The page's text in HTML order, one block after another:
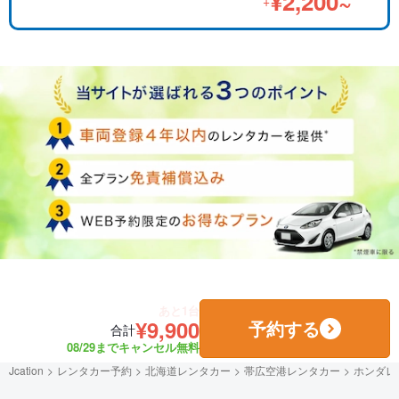
合計¥9,900
08/29までキャンセル無料
予約する
Jcation レンタカー予約 北海道レンタカー 帯広空港レンタカー ホンダ